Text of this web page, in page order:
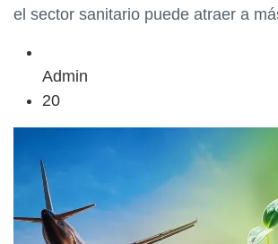
el sector sanitario puede atraer a
Admin
20